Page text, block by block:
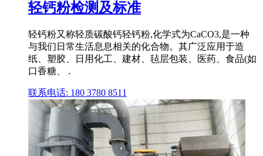
轻钙粉检测及标准
轻钙粉又称轻质碳酸钙轻钙粉,化学式为CaCO3,是一种
与我们日常生活息息相关的化合物。其广泛应用于造
纸、塑胶、日用化工、建材、毡层包装、医药、食品(如
口香糖、 .
联系电话: 180 3780 8511